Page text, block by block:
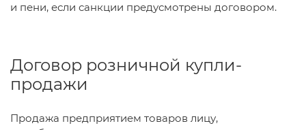
и пени, если санкции предусмотрены договором.
Договор розничной купли-
продажи
Продажа предприятием товаров лицу,